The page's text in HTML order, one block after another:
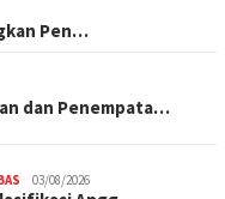
Pen…
dan Penempata…
03/08/2026